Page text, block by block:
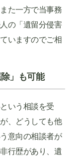
た一方で当事務
の「遺留分侵害
いますのでご相
」も可能
いう相談を受
、どうしても他
意向の相談者が
行歴があり、遺